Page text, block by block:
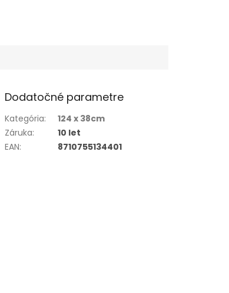
Dodatočné parametre
Kategória:
124 x 38cm
Záruka:
10 let
EAN: 8710755134401